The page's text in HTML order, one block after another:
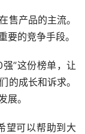
售产品的主流。
的竞争手段。
”这份榜单，让
的成长和诉求。
展。
望可以帮助到大